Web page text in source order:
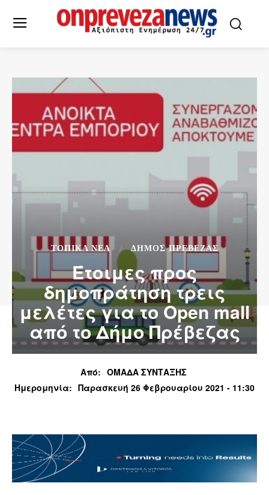
ΤΟΠΙΚΆ ΝΈΑ ΔΉΜΟΣ ΠΡΈΒΕΖΑΣ
Έτοιμες προς
δημοπράτηση τρεις
μελέτες για το Open mall
από το Δήμο Πρέβεζας
Από: ΟΜΑΔΑ ΣΥΝΤΑΞΗΣ
Ημερομηνία: Παρασκευή 26 Φεβρουαρίου 2021 - 11:30